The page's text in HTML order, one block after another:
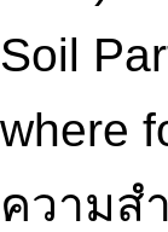
Soil
where
ความส